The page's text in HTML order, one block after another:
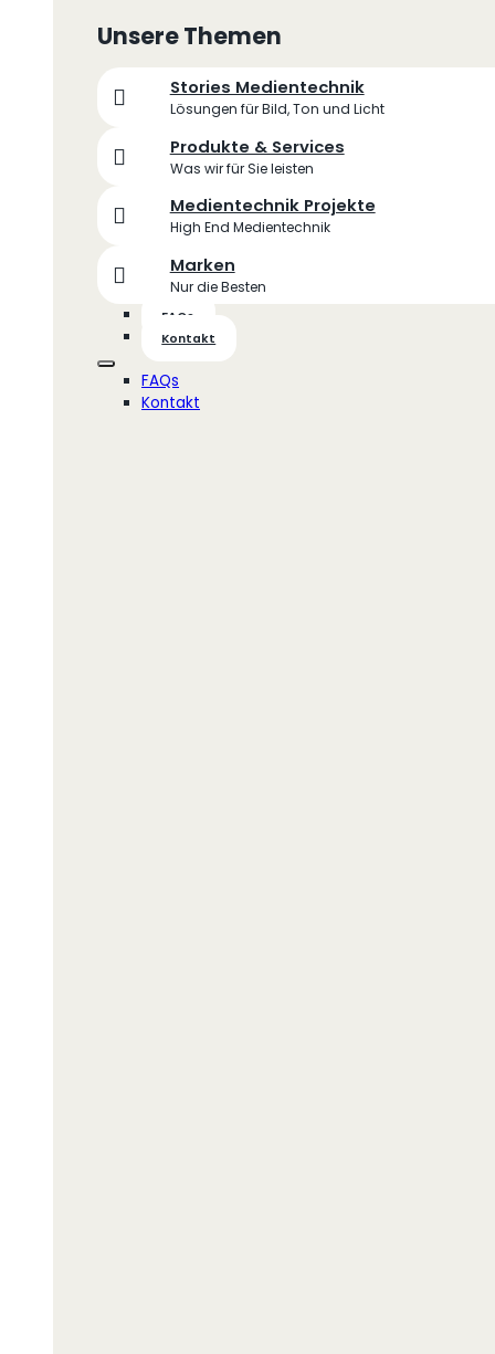
Unsere Themen
Stories Medientechnik
Lösungen für Bild, Ton und Licht
Produkte & Services
Was wir für Sie leisten
Medientechnik Projekte
High End Medientechnik
Marken
Nur die Besten
FAQs
Kontakt
FAQs
Kontakt